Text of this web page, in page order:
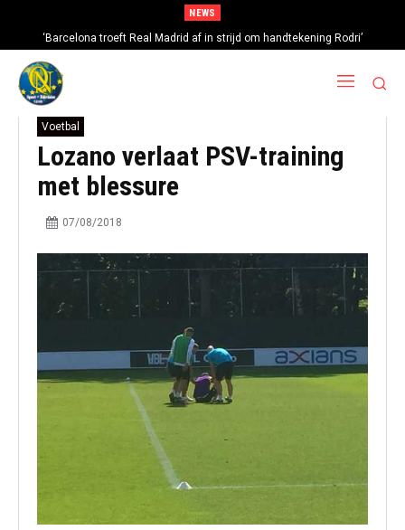
NEWS
‘Barcelona troeft Real Madrid af in strijd om handtekening Rodri’
Voetbal
Lozano verlaat PSV-training
met blessure
07/08/2018